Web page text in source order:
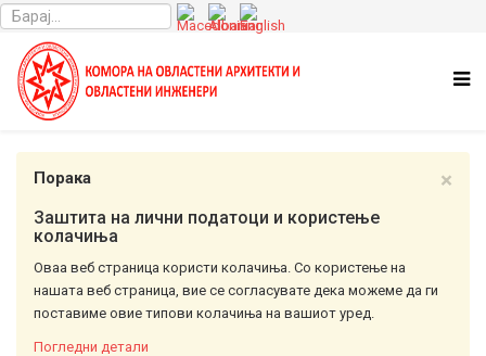
×
Порака
Заштита на лични податоци и користење
колачиња
Оваа веб страница користи колачиња. Со користење на
нашата веб страница, вие се согласувате дека можеме да ги
поставиме овие типови колачиња на вашиот уред.
Погледни детали